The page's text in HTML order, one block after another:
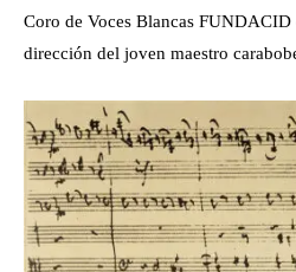
Coro de Voces Blancas
dirección del joven maestro